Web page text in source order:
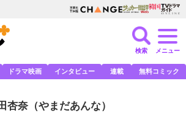
検索 メニュー
ドラマ映画 インタビュー 連載 無料コミック
杏奈 （やまだあんな）